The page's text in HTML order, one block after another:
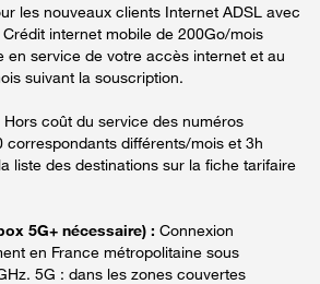
les nouveaux clients Internet ADSL avec
internet mobile de 200Go/mois
en service de votre accès internet et au
suivant la souscription.
Hors coût du service des numéros
correspondants différents/mois et 3h
liste des destinations sur la fiche tarifaire
5G+ nécessaire) : Connexion
en France métropolitaine sous
5G : dans les zones couvertes